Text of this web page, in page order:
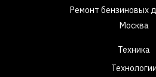
Ремонт бензиновых
Москва
Техника
Технологии